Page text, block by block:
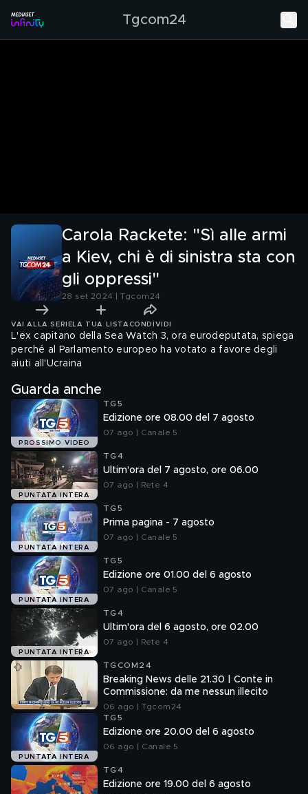
Tgcom24
Carola Rackete: "Sì alle armi
a Kiev, chi è di sinistra sta con
gli oppressi"
28 set 2024 | Tgcom24
VAI ALLA SERIE LA TUA LISTA CONDIVIDI
L'ex capitano della Sea Watch 3, ora eurodeputata, spiega
perché al Parlamento europeo ha votato a favore degli
aiuti all'Ucraina
Guarda anche
PROSSIMO VIDEO
TG5
Edizione ore 08.00 del 7 agosto
07 ago | Canale 5
PUNTATA INTERA
TG4
Ultim'ora del 7 agosto, ore 06.00
07 ago | Rete 4
PUNTATA INTERA
TG5
Prima pagina - 7 agosto
07 ago | Canale 5
PUNTATA INTERA
TG5
Edizione ore 01.00 del 6 agosto
07 ago | Canale 5
PUNTATA INTERA
TG4
Ultim'ora del 6 agosto, ore 02.00
07 ago | Rete 4
TGCOM24
Breaking News delle 21.30 | Conte in
Commissione: da me nessun illecito
06 ago | Tgcom24
PUNTATA INTERA
TG5
Edizione ore 20.00 del 6 agosto
06 ago | Canale 5
TG4
Edizione ore 19.00 del 6 agosto